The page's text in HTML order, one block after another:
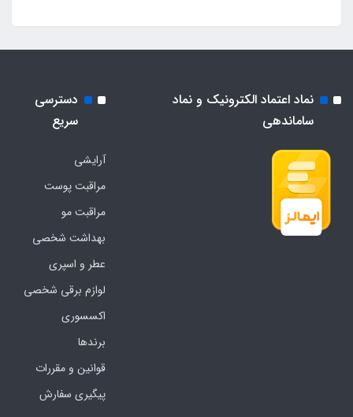
نماد اعتماد الکترونیک و نماد
ساماندهی
دسترسی
سریع
آرایشی
مراقبت پوست
مراقبت مو
بهداشت شخصی
عطر و اسپری
لوازم برقی شخصی
اکسسوری
برندها
قوانین و مقررات
پیگیری سفارش